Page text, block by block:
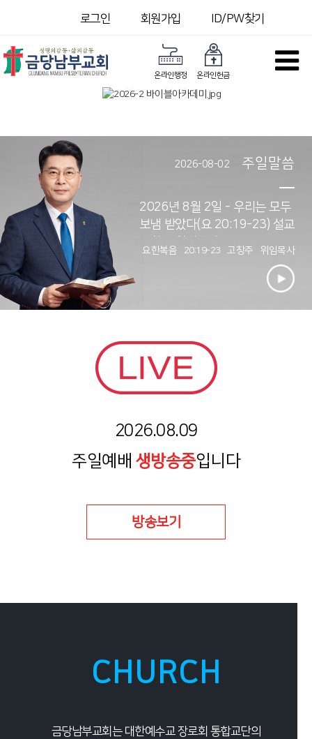
로그인 회원가입 ID/PW찾기
온라인행정 온라인헌금
2026-08-02주일말씀
2026년 8월 2일 - 우리는 모두
보냄 받았다(요 20:19-23) 설교
고창주 위임목사
요한복음 20:19-23 고창주 위임목사
2026.08.09
주일예배 생방송중입니다
방송보기
CHURCH
금당남부교회는 대한예수교 장로회 통합교단의